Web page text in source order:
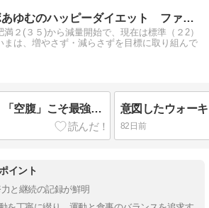
メタボあゆむのハッピーダイエット ファイナル
満２(３５)から減量開始で、現在は標準（２2）
まは、増やさず・減らさずを目標に取り組んで
読書で知識を入れる 「空腹」こそ最強のクスリ 意図したウォー
82日前
イント
力と継続の記録が鮮明